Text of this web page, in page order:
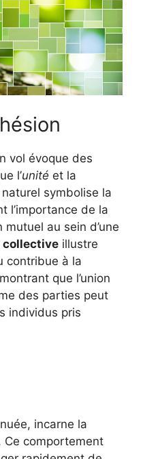
vol évoque des
l’unité et la
symbolise la
l’importance de la
au sein d’une
collective illustre
contribue à la
que l’union
des parties peut
individus pris
incarne la
Ce comportement